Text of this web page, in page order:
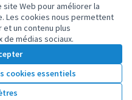
Web pour améliorer la
Les cookies nous permettent
un contenu plus
de médias sociaux.
cookies essentiels
Elegir el idioma
Licence
(Lien